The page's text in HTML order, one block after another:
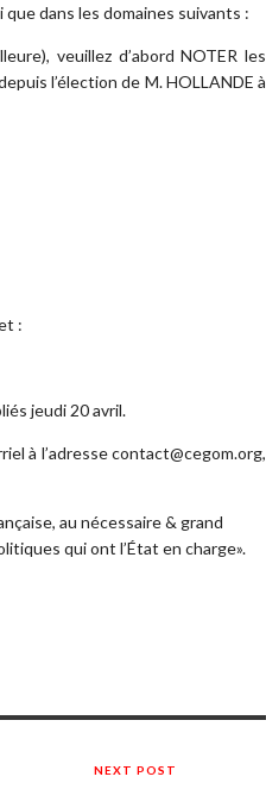
dans les domaines suivants :
veuillez d’abord NOTER les
l’élection de M. HOLLANDE à
:
jeudi 20 avril.
à l’adresse contact@cegom.org,
au nécessaire & grand
qui ont l’État en charge».
NEXT POST